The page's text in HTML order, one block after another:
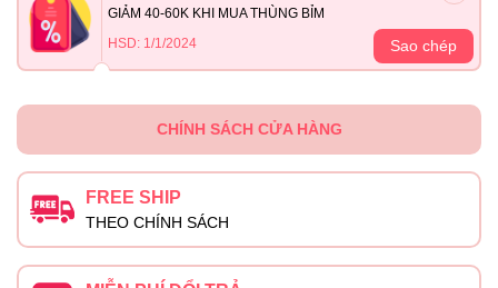
GIẢM 40-60K KHI MUA THÙNG BỈM
HSD: 1/1/2024
Sao chép
CHÍNH SÁCH CỬA HÀNG
FREE SHIP
THEO CHÍNH SÁCH